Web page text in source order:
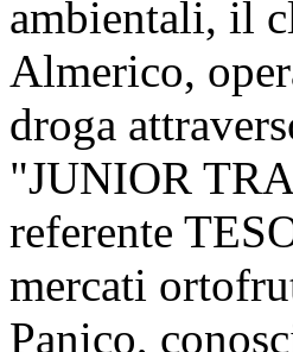
ambientali, il
Almerico,
droga
"JUNIOR
referente
mercati
Panico,